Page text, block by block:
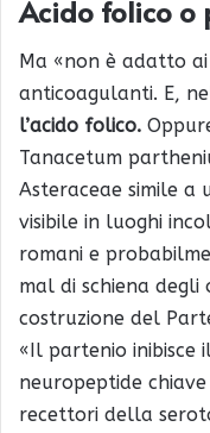
Acido folico o
Ma «non è adatto
anticoagulanti. E,
l’acido folico.
Tanacetum
Asteraceae simile a
visibile in luoghi
romani e
mal di schiena
costruzione del
«Il partenio inibisce
neuropeptide chiave
recettori della